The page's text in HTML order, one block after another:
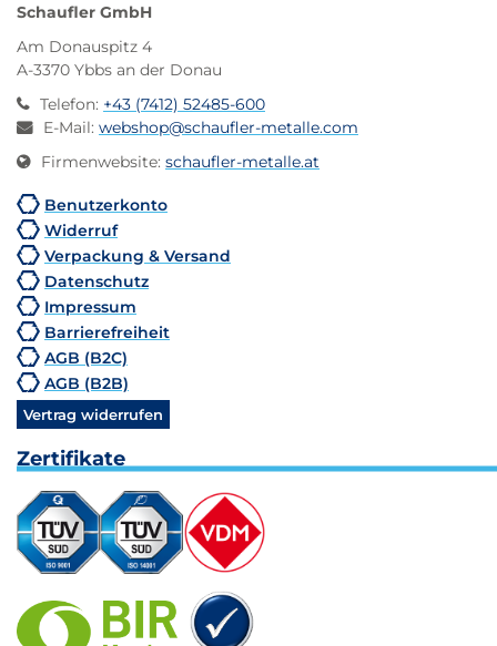
Schaufler GmbH
Am Donauspitz 4
A-3370 Ybbs an der Donau
Telefon: +43 (7412) 52485-600
E-Mail: webshop@schaufler-metalle.com
Firmenwebsite: schaufler-metalle.at
Benutzerkonto
Widerruf
Verpackung & Versand
Datenschutz
Impressum
Barrierefreiheit
AGB (B2C)
AGB (B2B)
Vertrag widerrufen
Zertifikate